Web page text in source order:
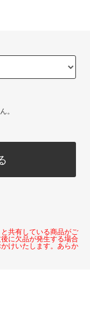
。
共有している商品がご
に欠品が発生する場合
けいたします。あらか